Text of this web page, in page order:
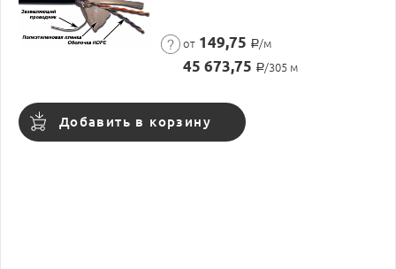
от 149,75 Р/м
45 673,75 Р/305 м
Добавить в корзину